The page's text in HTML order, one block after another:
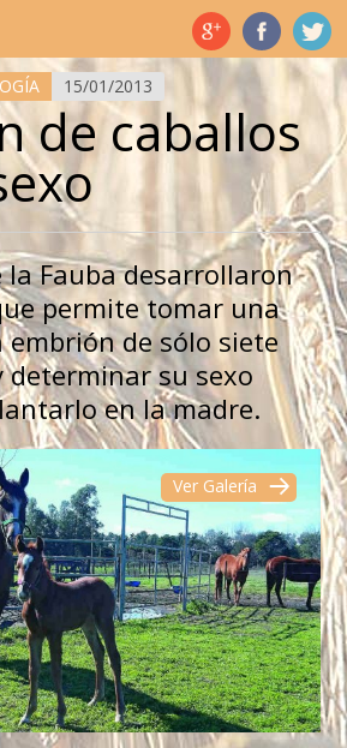
15/01/2013
de caballos
la Fauba desarrollaron
permite tomar una
de sólo siete
determinar su sexo
en la madre.
Ver Galería